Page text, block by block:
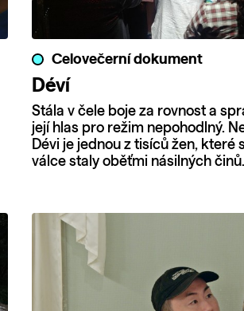
Celovečerní dokument
Déví
Stála v čele boje za rovnost a
její hlas pro režim nepohodlný.
Dévi je jednou z tisíců žen, které
válce staly oběťmi násilných činů.